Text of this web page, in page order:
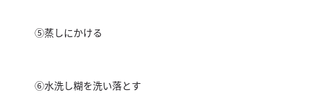
⑤蒸しにかける
⑥水洗し糊を洗い落とす